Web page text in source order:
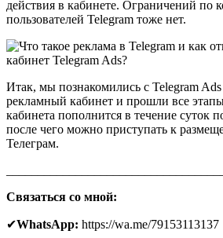
действия в кабинете. Ограничений по
пользователей Telegram тоже нет.
Итак, мы познакомились с Telegram Ads
рекламный кабинет и прошли все
кабинета пополнится в течение суток
после чего можно приступать к
Телеграм.
Связаться со мной:
✔WhatsApp: https://wa.me/79153113137